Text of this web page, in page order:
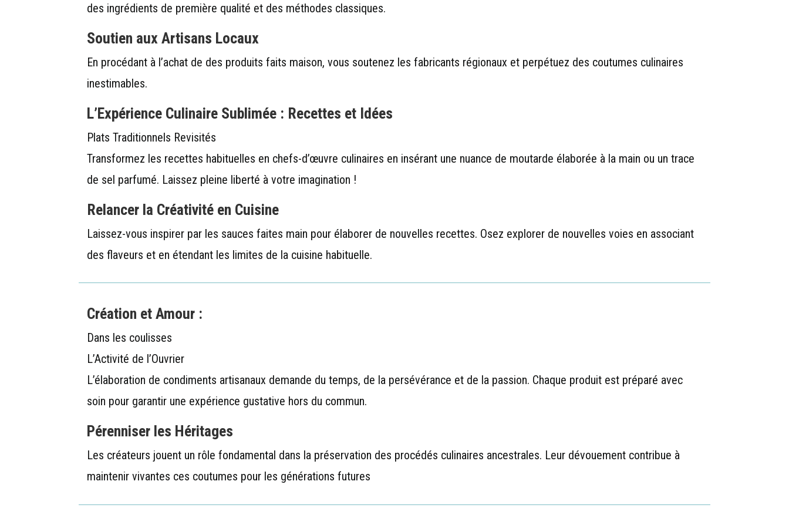
des ingrédients de première qualité et des méthodes classiques.
Soutien aux Artisans Locaux
En procédant à l’achat de des produits faits maison, vous soutenez les fabricants régionaux et perpétuez des coutumes culinaires
inestimables.
L’Expérience Culinaire Sublimée : Recettes et Idées
Plats Traditionnels Revisités
Transformez les recettes habituelles en chefs-d’œuvre culinaires en insérant une nuance de moutarde élaborée à la main ou un trace
de sel parfumé. Laissez pleine liberté à votre imagination !
Relancer la Créativité en Cuisine
Laissez-vous inspirer par les sauces faites main pour élaborer de nouvelles recettes. Osez explorer de nouvelles voies en associant
des flaveurs et en étendant les limites de la cuisine habituelle.
Création et Amour :
Dans les coulisses
L’Activité de l’Ouvrier
L’élaboration de condiments artisanaux demande du temps, de la persévérance et de la passion. Chaque produit est préparé avec
soin pour garantir une expérience gustative hors du commun.
Pérenniser les Héritages
Les créateurs jouent un rôle fondamental dans la préservation des procédés culinaires ancestrales. Leur dévouement contribue à
maintenir vivantes ces coutumes pour les générations futures